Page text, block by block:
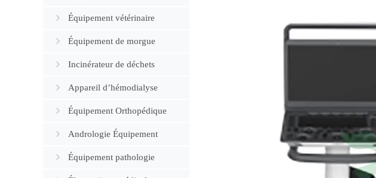
Équipement vétérinaire
Équipement de morgue
Incinérateur de déchets
Appareil d’hémodialyse
Équipement Orthopédique
Andrologie Équipement
Équipement pathologie